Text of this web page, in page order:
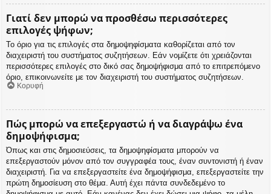
Γιατί δεν μπορώ να προσθέσω περισσότερες
επιλογές ψήφων;
Το όριο για τις επιλογές στα δημοψηφίσματα καθορίζεται από τον
διαχειριστή του συστήματος συζητήσεων. Εάν νομίζετε ότι χρειάζονται
περισσότερες επιλογές στο δικό σας δημοψήφισμα από το επιτρεπόμενο
όριο, επικοινωνείτε με τον διαχειριστή του συστήματος συζητήσεων.
Κορυφή
Πώς μπορώ να επεξεργαστώ ή να διαγράψω ένα
δημοψήφισμα;
Όπως και στις δημοσιεύσεις, τα δημοψηφίσματα μπορούν να
επεξεργαστούν μόνον από τον συγγραφέα τους, έναν συντονιστή ή έναν
διαχειριστή. Για να επεξεργαστείτε ένα δημοψήφισμα, επεξεργαστείτε την
πρώτη δημοσίευση στο θέμα. Αυτή έχει πάντα συνδεδεμένο το